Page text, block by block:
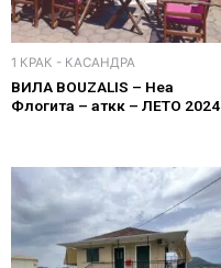
1 КРАК - КАСАНДРА
ВИЛА BOUZALIS – Неа
Флогита – аткк – ЛЕТО 2024